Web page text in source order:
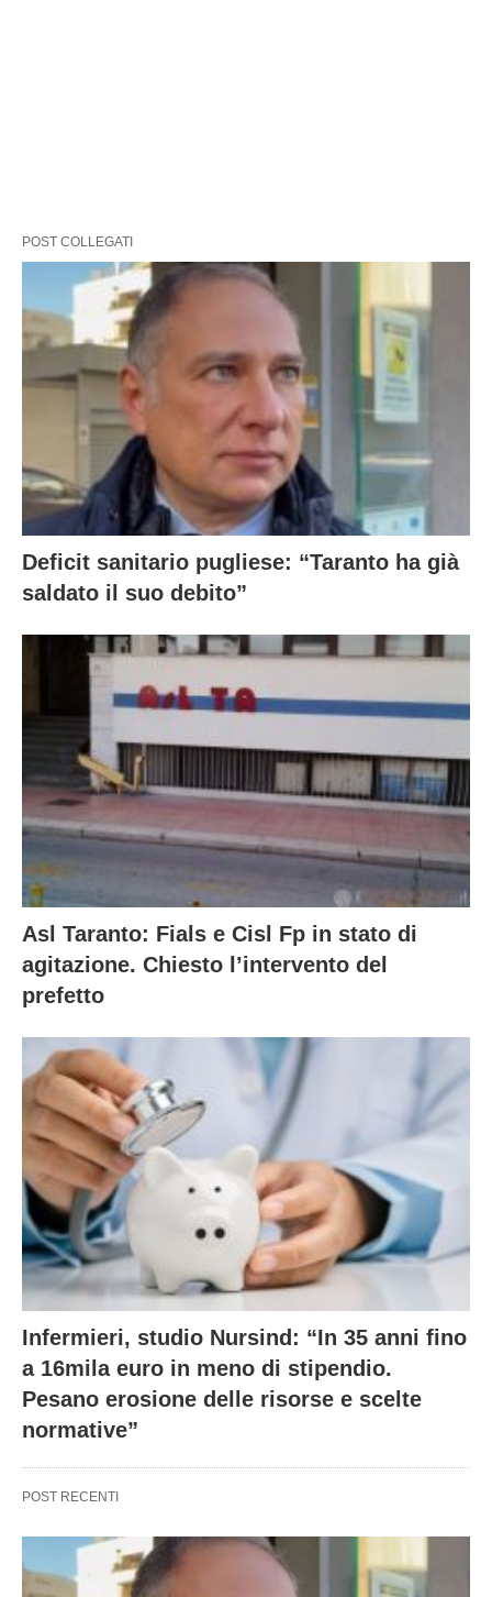
POST COLLEGATI
Deficit sanitario pugliese: “Taranto ha già
saldato il suo debito”
Asl Taranto: Fials e Cisl Fp in stato di
agitazione. Chiesto l’intervento del
prefetto
Infermieri, studio Nursind: “In 35 anni fino
a 16mila euro in meno di stipendio.
Pesano erosione delle risorse e scelte
normative”
POST RECENTI